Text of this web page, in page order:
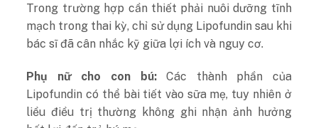
Trong trường hợp cần thiết phải nuôi dưỡng tĩnh
mạch trong thai kỳ, chỉ sử dụng Lipofundin sau khi
bác sĩ đã cân nhắc kỹ giữa lợi ích và nguy cơ.
Phụ nữ cho con bú:Các thành phần của
Lipofundin có thể bài tiết vào sữa mẹ, tuy nhiên ở
liều điều trị thường không ghi nhận ảnh hưởng